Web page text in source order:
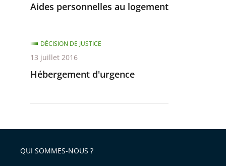
Aides personnelles au logement
Hébergement d'urgence
DÉCISION DE JUSTICE
13 juillet 2016
QUI SOMMES-NOUS ?